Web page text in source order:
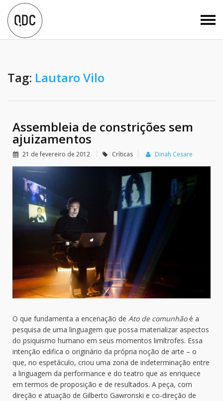
Tag: Lautaro Vilo
Assembleia de constrições sem
ajuizamentos
21 de fevereiro de 2012 Críticas Dinah Cesare
O que fundamenta a encenação de Ato de comunhãoé a
pesquisa de uma linguagem que possa materializar aspectos
do psiquismo humano em seus momentos limítrofes. Essa
intenção edifica o originário da própria noção de arte – o
que, no espetáculo, criou uma zona de indeterminação entre
a linguagem da performance e do teatro que as enriquece
em termos de proposição e de resultados. A peça, com
direção e atuação de Gilberto Gawronski e co-direção de